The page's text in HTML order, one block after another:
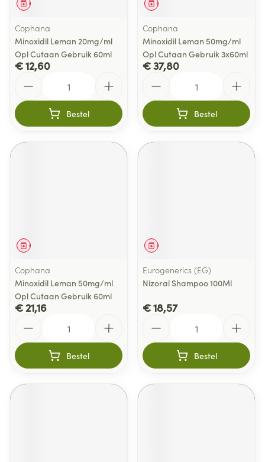
Geneesmiddel
Cophana
Minoxidil Leman 20mg/ml
Opl Cutaan Gebruik 60ml
€ 12,60
Bestel
Geneesmiddel
Cophana
Minoxidil Leman 50mg/ml
Opl Cutaan Gebruik 3x60ml
€ 37,80
Bestel
Geneesmiddel
Cophana
Minoxidil Leman 50mg/ml
Opl Cutaan Gebruik 60ml
€ 21,16
Bestel
Geneesmiddel
Eurogenerics (EG)
Nizoral Shampoo 100Ml
€ 18,57
Bestel